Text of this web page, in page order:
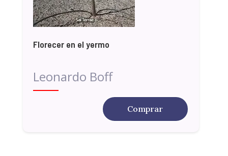
Florecer en el yermo
Leonardo Boff
Comprar